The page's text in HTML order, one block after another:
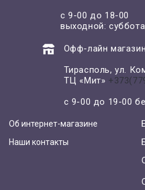
с 9-00 до 18-00
выходной:
Офф-лайн
Тирасполь, ул.
ТЦ «Мит»
с 9-00 до 19-00
Об интернет-магазине
Наши контакты